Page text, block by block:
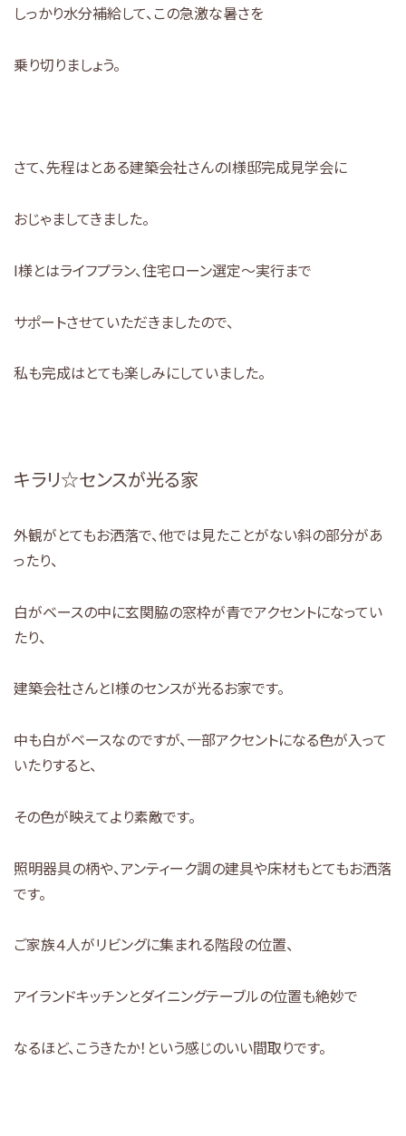
しっかり水分補給して、この急激な暑さを
乗り切りましょう。
さて、先程はとある建築会社さんのI様邸完成見学会に
おじゃましてきました。
I様とはライフプラン、住宅ローン選定～実行まで
サポートさせていただきましたので、
私も完成はとても楽しみにしていました。
キラリ☆センスが光る家
外観がとてもお洒落で、他では見たことがない斜の部分があ
ったり、
白がベースの中に玄関脇の窓枠が青でアクセントになってい
たり、
建築会社さんとI様のセンスが光るお家です。
中も白がベースなのですが、一部アクセントになる色が入って
いたりすると、
その色が映えてより素敵です。
照明器具の柄や、アンティーク調の建具や床材もとてもお洒落
です。
ご家族４人がリビングに集まれる階段の位置、
アイランドキッチンとダイニングテーブルの位置も絶妙で
なるほど、こうきたか！という感じのいい間取りです。